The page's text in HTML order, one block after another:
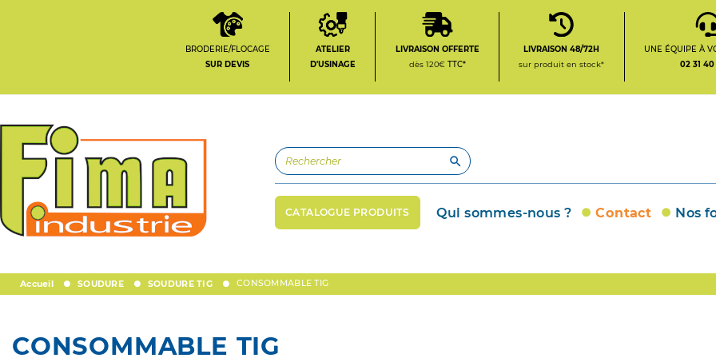
BRODERIE/FLOCAGE
SUR DEVIS
ATELIER
D'USINAGE
LIVRAISON OFFERTE
dès 120€ TTC*
LIVRAISON 48/72H
sur produit en stock*
UNE ÉQUIPE À
02 31 40

CATALOGUE PRODUITS Qui sommes-nous ? Contact Nos
Accueil SOUDURE SOUDURE TIG CONSOMMABLE TIG
CONSOMMABLE TIG